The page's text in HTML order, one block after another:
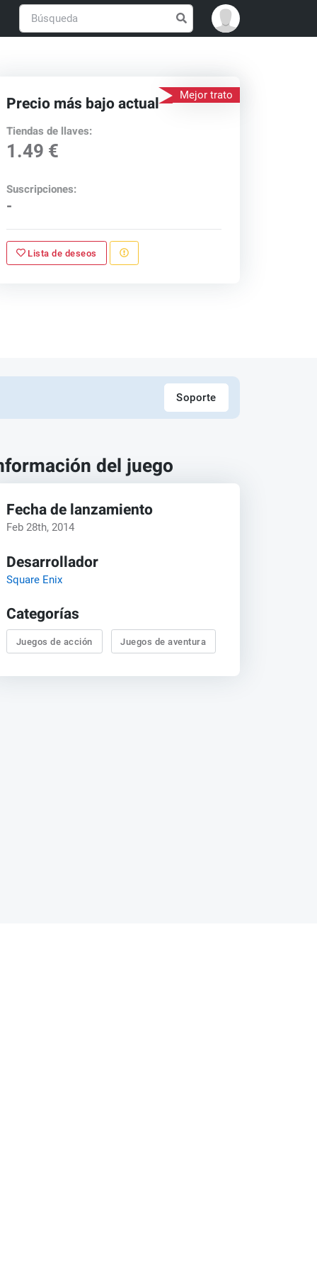
Mejor trato
Precio más bajo actual
Tiendas de llaves:
1.49 €
Suscripciones:
-
Lista de deseos
Soporte
del juego
Fecha de lanzamiento
Feb 28th, 2014
Desarrollador
Square Enix
Categorías
Juegos de acción Juegos de aventura